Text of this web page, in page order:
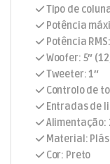
Tipo de
Potência
Potência
Woofer: 5″
Tweeter: 1″
Controlo de
Entradas de
Alimentação:
Material:
Cor: Preto